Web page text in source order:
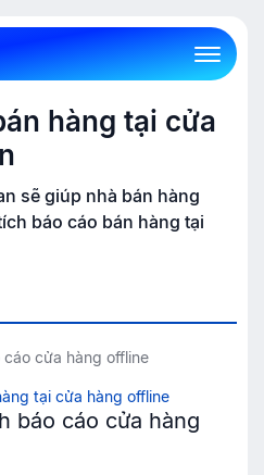
hàng tại cửa
sẽ giúp nhà bán hàng
báo cáo bán hàng tại
cửa hàng offline
tại cửa hàng offline
báo cáo cửa hàng